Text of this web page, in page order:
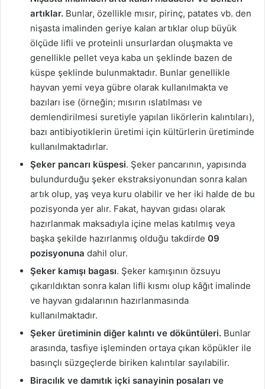
artıklar. Bunlar, özellikle mısır, pirinç, patates vb. den
nişasta imalinden geriye kalan artıklar olup büyük
ölçüde lifli ve proteinli unsurlardan oluşmakta ve
genellikle pellet veya kaba un şeklinde bazen de
küspe şeklinde bulunmaktadır. Bunlar genellikle
hayvan yemi veya gübre olarak kullanılmakta ve
bazıları ise (örneğin; mısırın ıslatılması ve
demlendirilmesi suretiyle yapılan likörlerin kalıntıları),
bazı antibiyotiklerin üretimi için kültürlerin üretiminde
kullanılmaktadırlar.
Şeker pancarı küspesi. Şeker pancarının, yapısında
bulundurduğu şeker ekstraksiyonundan sonra kalan
artık olup, yaş veya kuru olabilir ve her iki halde de bu
pozisyonda yer alır. Fakat, hayvan gıdası olarak
hazırlanmak maksadıyla içine melas katılmış veya
başka şekilde hazırlanmış olduğu takdirde 09
pozisyonuna dahil olur.
Şeker kamışı bagası. Şeker kamışının özsuyu
çıkarıldıktan sonra kalan lifli kısmı olup kâğıt imalinde
ve hayvan gıdalarının hazırlanmasında
kullanılmaktadır.
Şeker üretiminin diğer kalıntı ve döküntüleri. Bunlar
arasında, tasfiye işleminden ortaya çıkan köpükler ile
basınçlı süzgeçlerde biriken kalıntılar sayılabilir.
Biracılık ve damıtık içki sanayinin posaları ve